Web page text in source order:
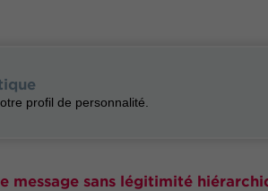
profil de personnalité.
message sans légitimité